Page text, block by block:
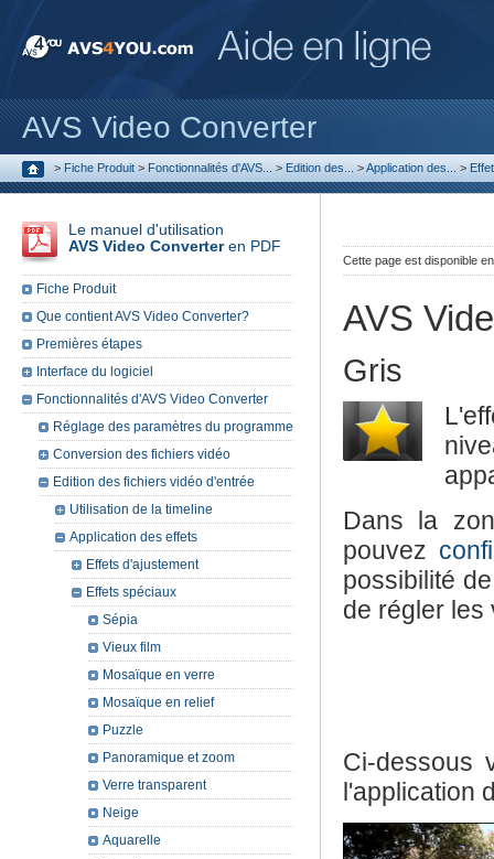
AVS Video Converter
> Fiche Produit > Fonctionnalités d'AVS... > Edition des... >Application des... >
Cette page est disponible
AVS
Gris
Dans la
pouvez
possibilité
de régler
Ci-dessous
l'application
Le manuel d'utilisation
AVS Video Converteren PDF
Fiche Produit
Que contient AVS Video Converter?
Premières étapes
Interface du logiciel
Fonctionnalités d'AVS Video Converter
Réglage des paramètres du programme
Conversion des fichiers vidéo
Edition des fichiers vidéo d'entrée
Utilisation de la timeline
Application des effets
Effets d'ajustement
Effets spéciaux
Sépia
Vieux film
Mosaïque en verre
Mosaïque en relief
Puzzle
Panoramique et zoom
Verre transparent
Neige
Aquarelle